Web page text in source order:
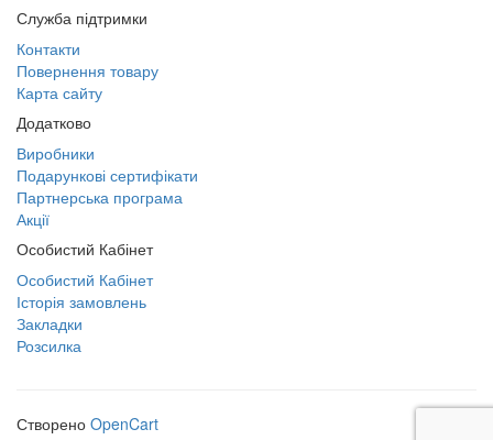
Служба підтримки
Контакти
Повернення товару
Карта сайту
Додатково
Виробники
Подарункові сертифікати
Партнерська програма
Акції
Особистий Кабінет
Особистий Кабінет
Історія замовлень
Закладки
Розсилка
Створено OpenCart